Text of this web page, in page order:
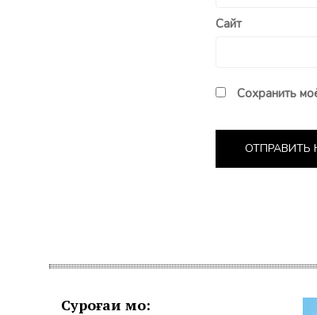
Сайт
Сохранить
Суроғаи мо: